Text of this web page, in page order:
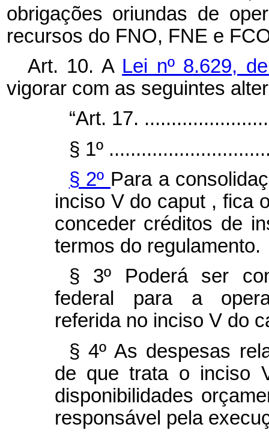
obrigações oriundas de
recursos do FNO, FNE e
Art. 10. A Lei nº 8.629,
vigorar com as seguintes
“Art. 17.
§ 1º
§ 2º Para a
inciso V do caput , fica
conceder créditos de
termos do regulamento.
§ 3º Poderá ser
federal para a
referida no inciso V do
§ 4º As despesas
de que trata o inciso
disponibilidades
responsável pela